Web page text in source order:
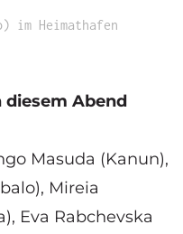
im Heimathafen
diesem Abend
Masuda (Kanun),
Mireia
Eva Rabchevska